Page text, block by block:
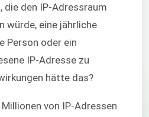
den IP-Adressraum
würde, eine jährliche
Person oder ein
IP-Adresse zu
hätte das?
von IP-Adressen